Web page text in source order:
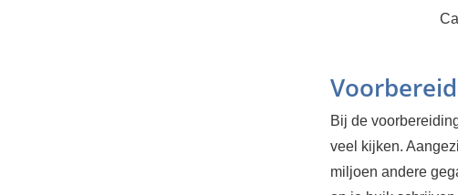
Bij de
veel kijken.
miljoen andere